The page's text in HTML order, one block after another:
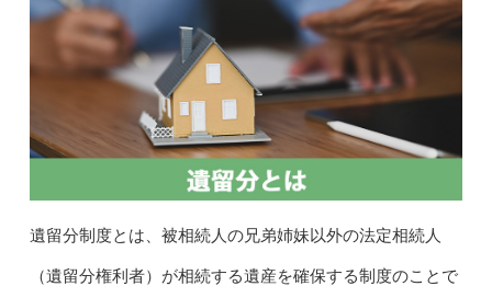
遺留分制度とは、被相続人の兄弟姉妹以外の法定相続人
（遺留分権利者）が相続する遺産を確保する制度のことで